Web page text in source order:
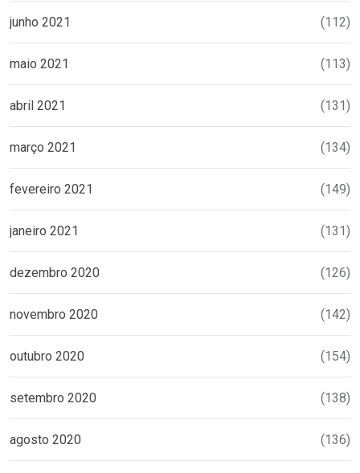
junho 2021 (112)
maio 2021 (113)
abril 2021 (131)
março 2021 (134)
fevereiro 2021 (149)
janeiro 2021 (131)
dezembro 2020 (126)
novembro 2020 (142)
outubro 2020 (154)
setembro 2020 (138)
agosto 2020 (136)